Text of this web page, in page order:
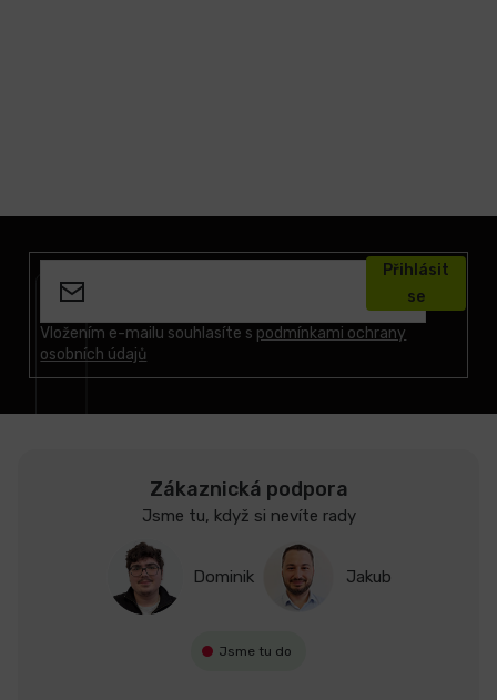
Vložením e-mailu souhlasíte s podmínkami ochrany
osobních údajů
Přihlásit
se
Zákaznická podpora
Jsme tu, když si nevíte rady
Dominik Jakub
Jsme tu do